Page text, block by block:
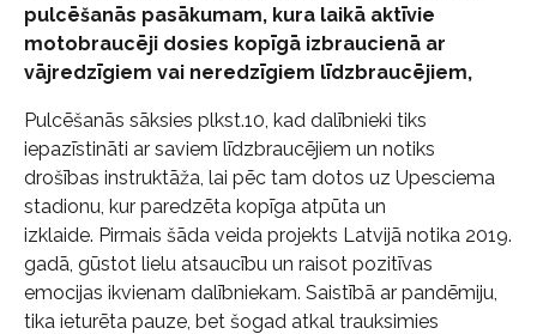
pulcēšanās pasākumam, kura laikā aktīvie
motobraucēji dosies kopīgā izbraucienā ar
vājredzīgiem vai neredzīgiem līdzbraucējiem,
Pulcēšanās sāksies plkst.10, kad dalībnieki tiks
iepazīstināti ar saviem līdzbraucējiem un notiks
drošības instruktāža, lai pēc tam dotos uz Upesciema
stadionu, kur paredzēta kopīga atpūta un
izklaide. Pirmais šāda veida projekts Latvijā notika 2019.
gadā, gūstot lielu atsaucību un raisot pozitīvas
emocijas ikvienam dalībniekam. Saistībā ar pandēmiju,
tika ieturēta pauze, bet šogad atkal trauksimies